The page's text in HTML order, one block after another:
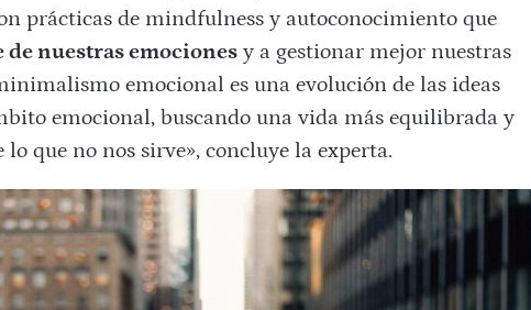
prácticas de mindfulness y autoconocimiento que
de nuestras emocionesy a gestionar mejor nuestras
emocional es una evolución de las ideas
emocional, buscando una vida más equilibrada y
que no nos sirve», concluye la experta.